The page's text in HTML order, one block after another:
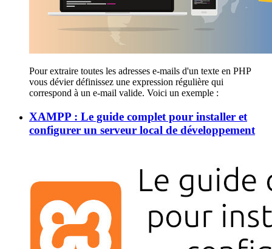
Pour extraire toutes les adresses e-mails d'un texte en PHP
vous dévier définissez une expression régulière qui
correspond à un e-mail valide. Voici un exemple :
XAMPP : Le guide complet pour installer et
configurer un serveur local de développement